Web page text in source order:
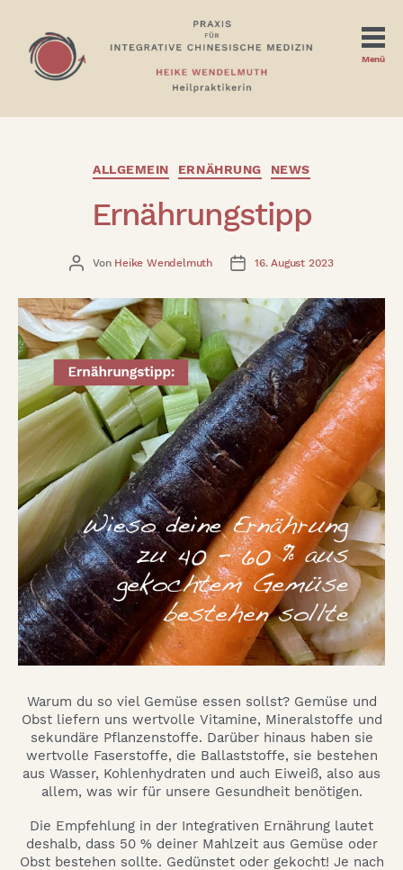
Menü
Kategorien
ALLGEMEIN ERNÄHRUNG NEWS
Ernährungstipp
Beitragsautor
Von Heike Wendelmuth Veröffentlichungsdatum
16. August 2023
Warum du so viel Gemüse essen sollst? Gemüse und
Obst liefern uns wertvolle Vitamine, Mineralstoffe und
sekundäre Pflanzenstoffe. Darüber hinaus haben sie
wertvolle Faserstoffe, die Ballaststoffe, sie bestehen
aus Wasser, Kohlenhydraten und auch Eiweiß, also aus
allem, was wir für unsere Gesundheit benötigen.
Die Empfehlung in der Integrativen Ernährung lautet
deshalb, dass 50 % deiner Mahlzeit aus Gemüse oder
Obst bestehen sollte. Gedünstet oder gekocht! Je nach